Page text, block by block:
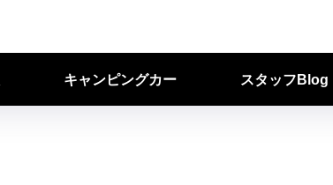
キャンピングカー スタッフBlog